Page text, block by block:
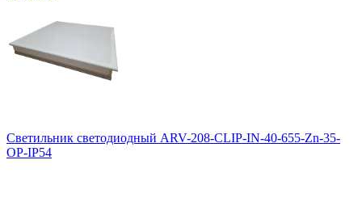
Светильник светодиодный ARV-208-CLIP-IN-40-655-Zn-35-
OP-IP54